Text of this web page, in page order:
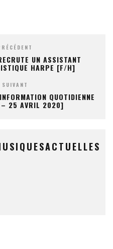
UN ASSISTANT
HARPE [F/H]
QUOTIDIENNE
– 25 AVRIL 2020]